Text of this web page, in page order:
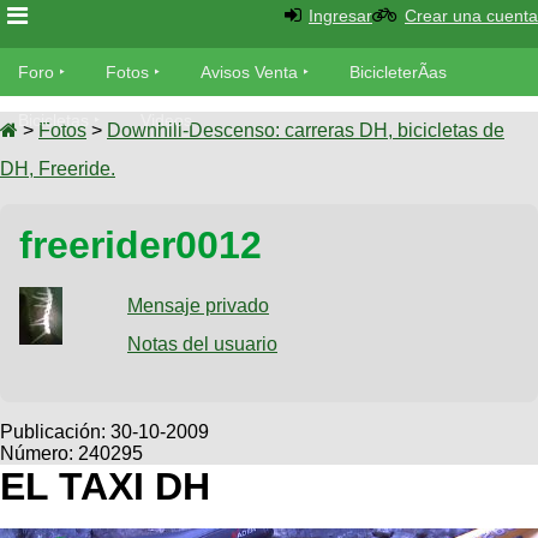
Foro
Foro
TÃ©cnica
Fotos
tu foto
Galeria
XC
Viajes
Descenso
SUBÃ
tu
Buscar
Ultimos
Fotos
BicicleterÃ­
as
Bicicletas
Tandem
Videos
Cicloturismo
Ingresar Crear una cuenta
Foro Fotos Avisos Venta BicicleterÃ­as
Bicicletas Videos
> Fotos > Downhill-Descenso: carreras DH, bicicletas de
DH, Freeride.
freerider0012
Mensaje privado
Notas del usuario
Publicación: 30-10-2009
Número: 240295
EL TAXI DH